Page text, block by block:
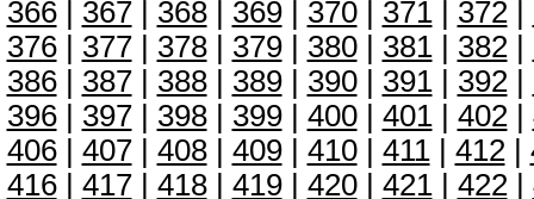
366| 367| 368| 369| 370| 371| 372|
376| 377| 378| 379| 380| 381| 382|
386| 387| 388| 389| 390| 391| 392|
396| 397| 398| 399| 400| 401| 402|
406| 407| 408| 409| 410| 411| 412|
416| 417| 418| 419| 420| 421| 422|